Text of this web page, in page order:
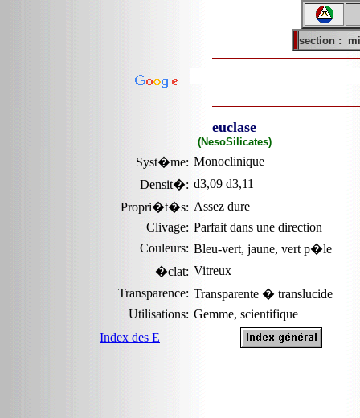
section :
euclase
(NesoSilicates)
Syst�me: Monoclinique
Densit�: d3,09 d3,11
Propri�t�s: Assez dure
Clivage: Parfait dans une direction
Couleurs: Bleu-vert, jaune, vert p�le
�clat: Vitreux
Transparence: Transparente � translucide
Utilisations: Gemme, scientifique
Index des E